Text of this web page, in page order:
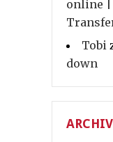
online |
Tobi
down
ARCHIV